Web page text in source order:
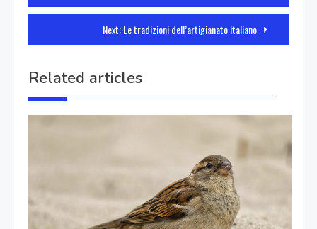
articoli Next:Le tradizioni dell’artigianato italiano
Related articles